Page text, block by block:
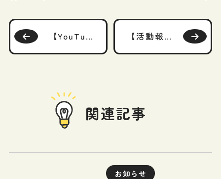
【YouTube配信開始！】投資信託協会 【オンライン】投資信託セミナー「『株式投資はなぜ儲かるのか？』からの投資信託を使った資産形成のススメ」 【活動報告】auのiDeCo「マネーのレシピ」にて「配分変更とスイッチングの違いと運用見直しのタイミング」が掲載されました！
関連記事
お知らせ